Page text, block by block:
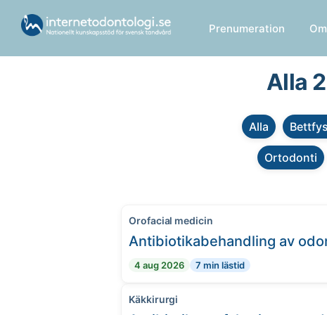
Prenumeration
Alla
Alla
Ortodonti
Orofacial medicin
Antibiotikabehandling av
4 aug 2026 7 min lästid
Käkkirurgi